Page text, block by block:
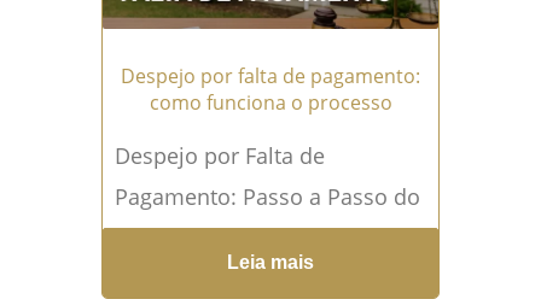
Despejo por falta de pagamento:
como funciona o processo
Despejo por Falta de
Pagamento: Passo a Passo do
Processo O despejo por falta
de pagamento é uma das
Leia mais